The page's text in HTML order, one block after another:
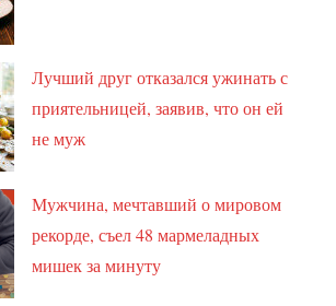
Лучший друг отказался ужинать с
приятельницей, заявив, что он ей
не муж
Мужчина, мечтавший о мировом
рекорде, съел 48 мармеладных
мишек за минуту